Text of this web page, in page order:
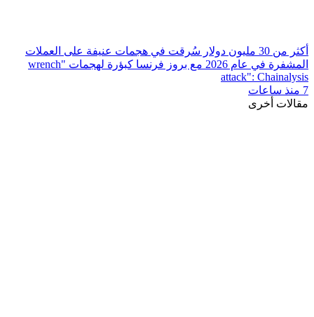
أكثر من 30 مليون دولار سُرقت في هجمات عنيفة على العملات
المشفرة في عام 2026 مع بروز فرنسا كبؤرة لهجمات "wrench
attack": Chainalysis
7 منذ ساعات
مقالات أخرى